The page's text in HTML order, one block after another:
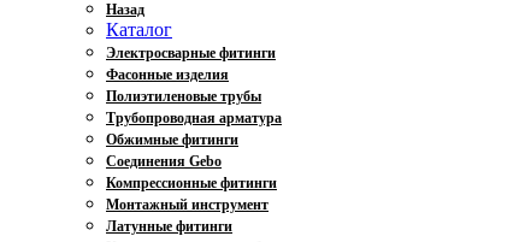
Назад
Каталог
Электросварные фитинги
Фасонные изделия
Полиэтиленовые трубы
Трубопроводная арматура
Обжимные фитинги
Соединения Gebo
Компрессионные фитинги
Монтажный инструмент
Латунные фитинги